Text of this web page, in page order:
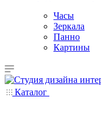
Часы
Зеркала
Панно
Картины
Каталог